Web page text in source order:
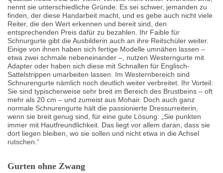
nennt sie unterschiedliche Gründe: Es sei schwer, jemanden zu
finden, der diese Handarbeit macht, und es gebe auch nicht viele
Reiter, die den Wert erkennen und bereit sind, den
entsprechenden Preis dafür zu bezahlen. Ihr Faible für
Schnurgurte gibt die Ausbilderin auch an ihre Reitschüler weiter.
Einige von ihnen haben sich fertige Modelle umnähen lassen –
etwa zwei schmale nebeneinander –, nutzen Westerngurte mit
Adapter oder haben sich diese mit Schnallen für Englisch-
Sattelstrippen umarbeiten lassen. Im Westernbereich sind
Schnurengurte nämlich noch deutlich weiter verbreitet. Ihr Vorteil:
Sie sind typischerweise sehr breit im Bereich des Brustbeins – oft
mehr als 20 cm – und zumeist aus Mohair. Doch auch ganz
normale Schnurengurte hält die passionierte Dressurreiterin,
wenn sie breit genug sind, für eine gute Lösung: „Sie punkten
immer mit Hautfreundlichkeit. Das liegt vor allem daran, dass sie
dort liegen bleiben, wo sie sollen und nicht etwa in die Achsel
rutschen.“
Gurten ohne Zwang